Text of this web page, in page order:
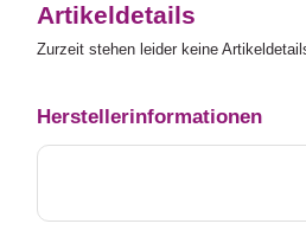
Artikeldetails
Zurzeit stehen leider keine
Herstellerinformationen